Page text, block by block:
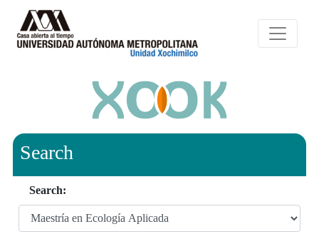
Search
Search: